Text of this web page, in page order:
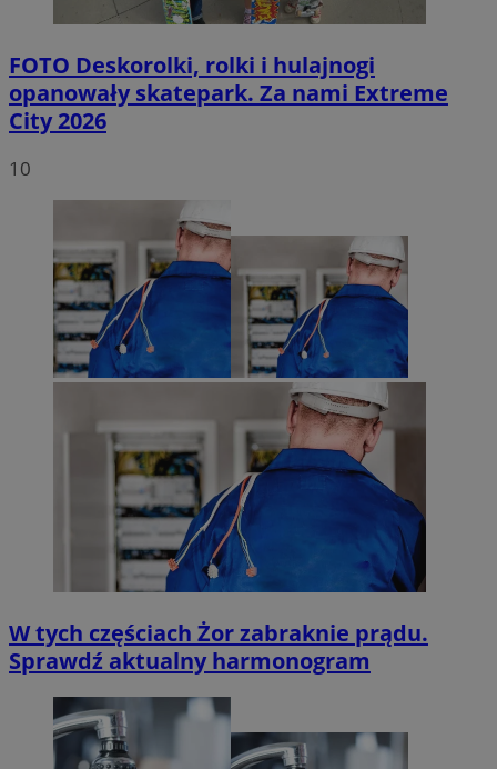
FOTO Deskorolki, rolki i hulajnogi
opanowały skatepark. Za nami Extreme
City 2026
10
W tych częściach Żor zabraknie prądu.
Sprawdź aktualny harmonogram